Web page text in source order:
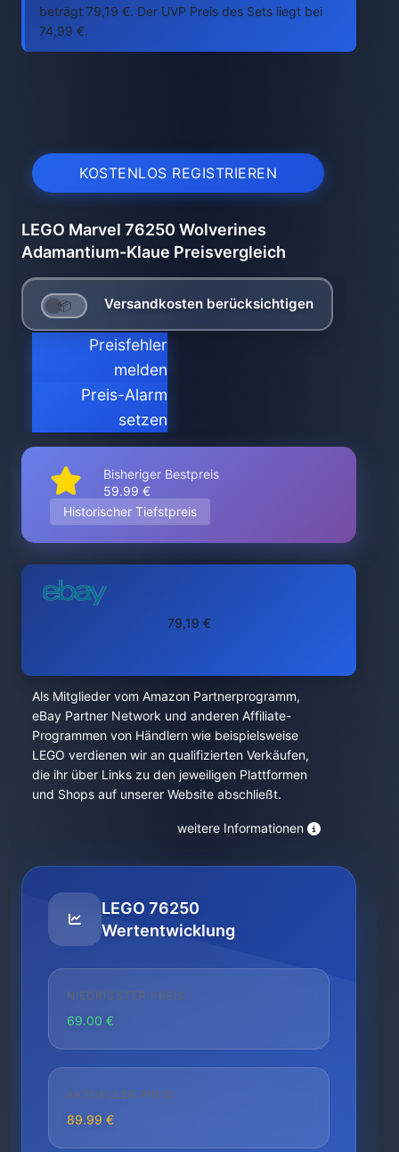
beträgt 79,19 €. Der UVP Preis des Sets liegt bei
74,99 €.
KOSTENLOS REGISTRIEREN
LEGO Marvel 76250 Wolverines
Adamantium-Klaue Preisvergleich
Versandkosten berücksichtigen
Preisfehler
melden
Preis-Alarm
setzen
Bisheriger Bestpreis
59.99 €
Historischer Tiefstpreis
79,19 €
Als Mitglieder vom Amazon Partnerprogramm,
eBay Partner Network und anderen Affiliate-
Programmen von Händlern wie beispielsweise
LEGO verdienen wir an qualifizierten Verkäufen,
die ihr über Links zu den jeweiligen Plattformen
und Shops auf unserer Website abschließt.
weitere Informationen
LEGO 76250
Wertentwicklung
NIEDRIGSTER PREIS
69.00 €
AKTUELLER PREIS
89.99 €